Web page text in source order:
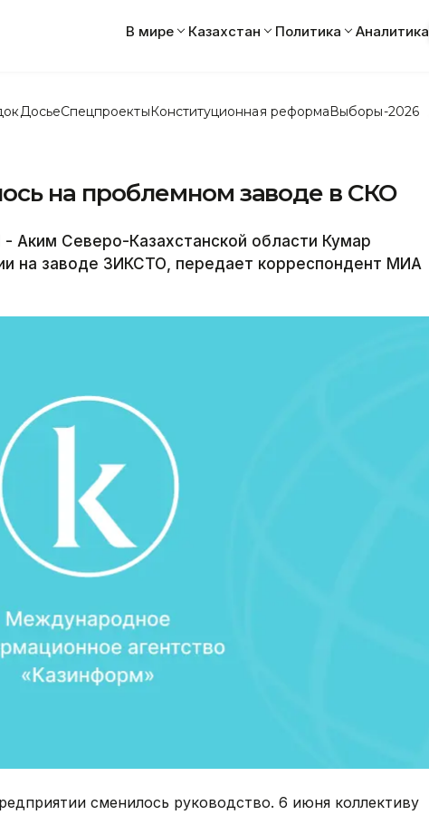
В мире Казахстан Политика Аналитика
ДосьеСпецпроектыКонституционная реформаВыборы-2026
на проблемном заводе в СКО
Северо-Казахстанской области Кумар
на заводе ЗИКСТО, передает корреспондент МИА
сменилось руководство. 6 июня коллективу